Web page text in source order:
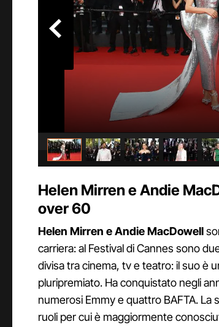
Helen Mirren e Andie
over 60
Helen Mirren e Andie MacDowell
carriera: al Festival di Cannes sono
divisa tra cinema, tv e teatro: il suo è
pluripremiato. Ha conquistato negli
numerosi Emmy e quattro BAFTA. La
ruoli per cui è maggiormente